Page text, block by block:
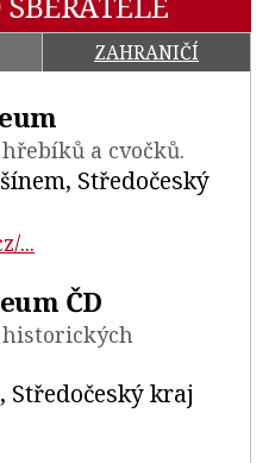
ZAHRANIČÍ
a cvočků.
Středočeský
...
ČD
Středočeský kraj